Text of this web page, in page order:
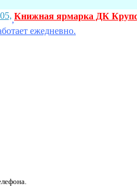
,Книжная ярмарка ДК
ежедневно.